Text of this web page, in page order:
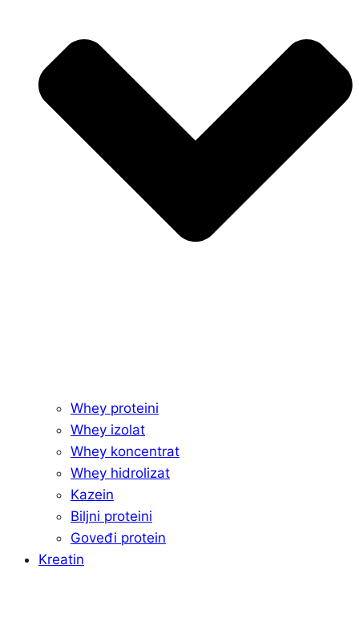
Whey proteini
Whey izolat
Whey koncentrat
Whey hidrolizat
Kazein
Biljni proteini
Goveđi protein
Kreatin